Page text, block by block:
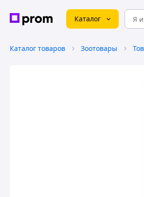
Каталог
Каталог товаров Зоотовары